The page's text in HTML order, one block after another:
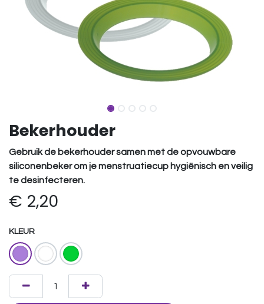
Bekerhouder
Gebruik de bekerhouder samen met de opvouwbare
siliconenbeker om jemenstruatiecup hygiënisch en veilig
te desinfecteren.
€ 2,20
KLEUR